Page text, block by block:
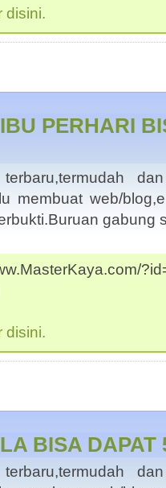
disini.
PERHARI
membuat web/
disini.
BISA DAPAT